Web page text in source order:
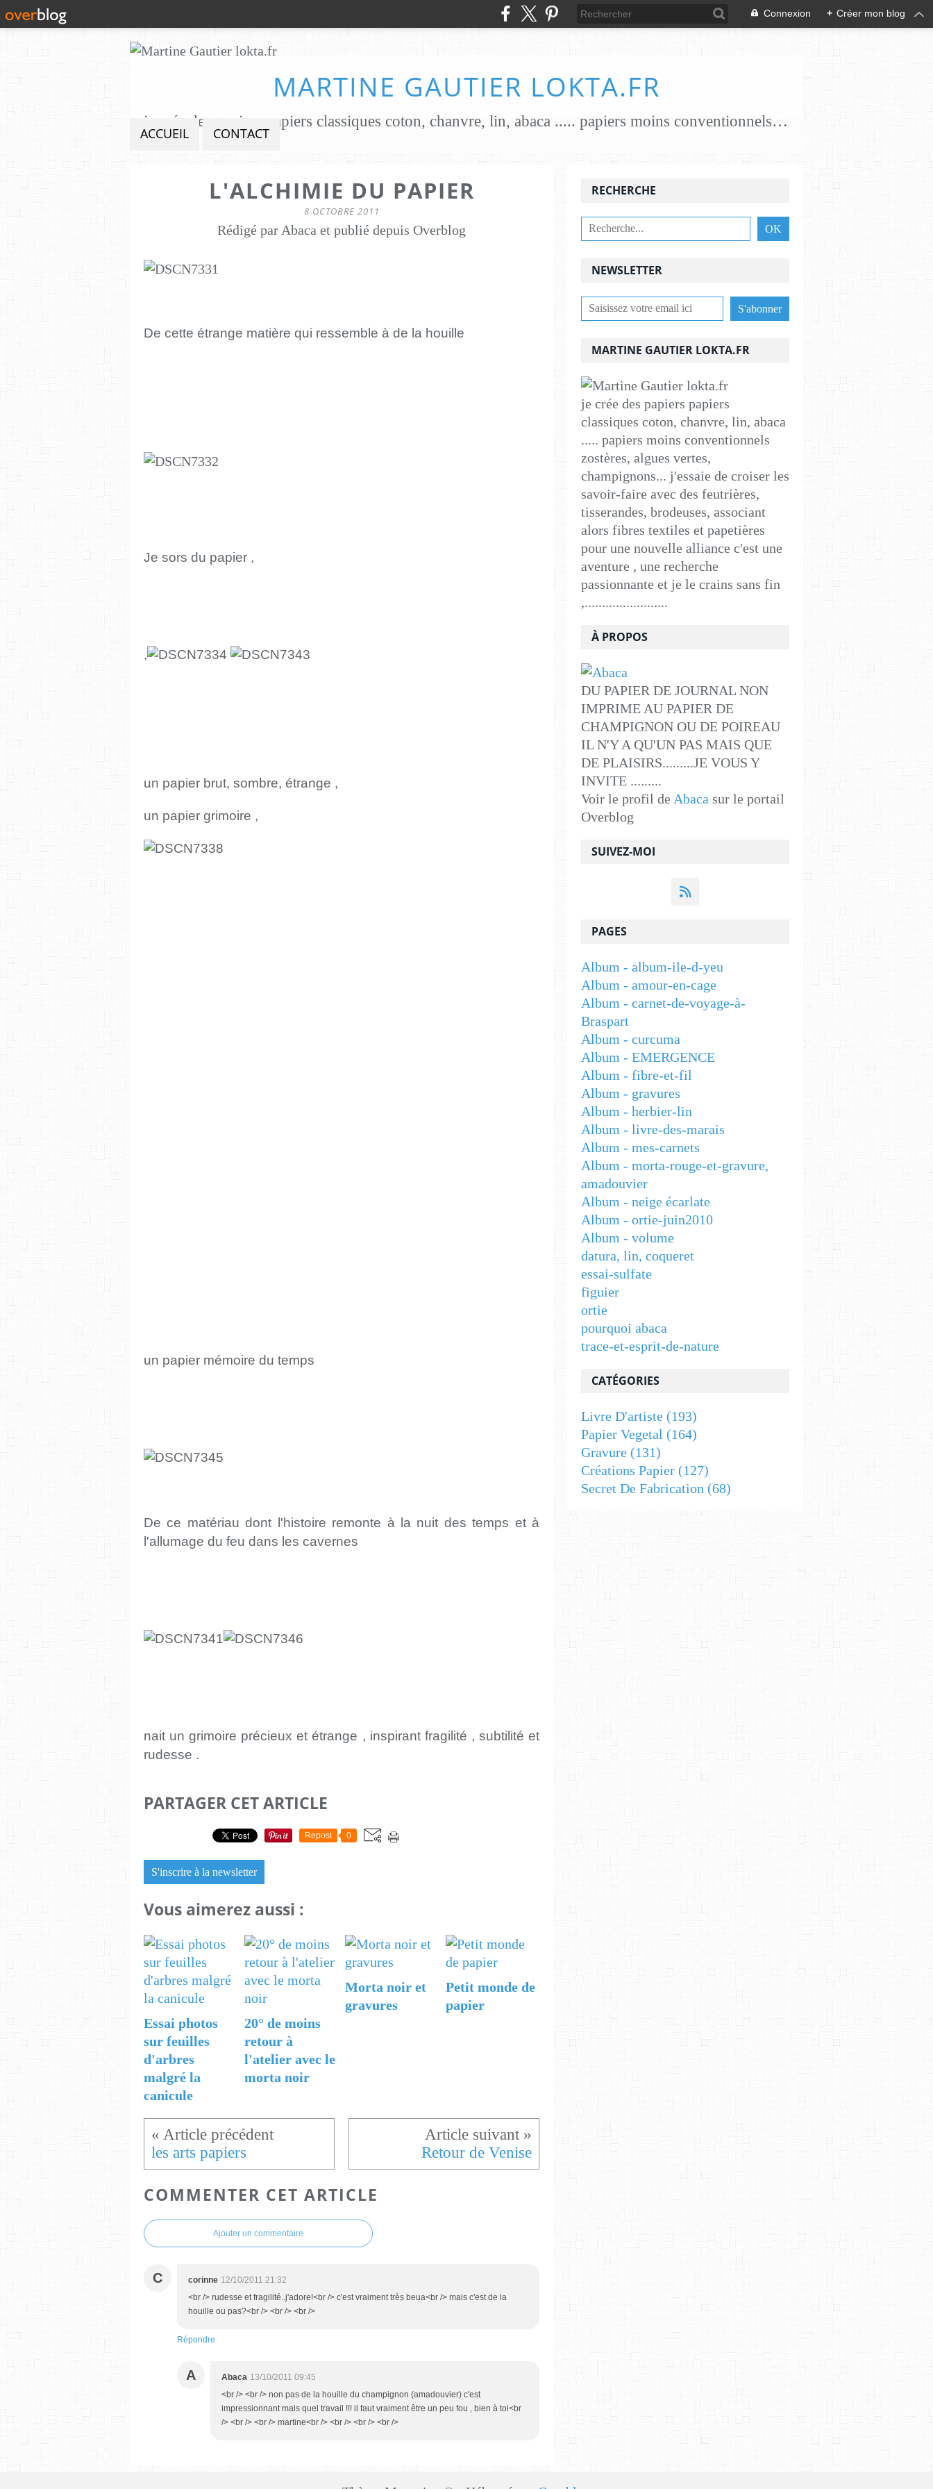
Connexion + Créer mon blog
MARTINE GAUTIER LOKTA.FR
je crée des papiers papiers classiques coton, chanvre, lin, abaca ..... papiers moins conventionnels zostères, algues vertes, champignons... j'essaie de croiser les savoir-faire avec des feutrières, tisserandes, brodeuses, associant alors fibres textiles et papetières pour une nouvelle alliance c'est une aventure , une recherche passionnante et je le crains sans fin ,........................
ACCUEIL CONTACT
L'ALCHIMIE DU PAPIER
8 OCTOBRE 2011
Rédigé par Abaca et publié depuis Overblog
De cette étrange matière qui ressemble à de la houille
Je sors du papier ,
,
un papier brut, sombre, étrange ,
un papier grimoire ,
un papier mémoire du temps
De ce matériau dont l'histoire remonte à la nuit des temps et à
l'allumage du feu dans les cavernes
nait un grimoire précieux et étrange , inspirant fragilité , subtilité et
rudesse .
PARTAGER CET ARTICLE
Repost 0
S'inscrire à la newsletter
Vous aimerez aussi :
Essai photos
sur feuilles
d'arbres
malgré la
canicule
20° de moins
retour à
l'atelier avec le
morta noir
Morta noir et
gravures
Petit monde de
papier
les arts papiers Retour de Venise
COMMENTER CET ARTICLE
Ajouter un commentaire
C corinne 12/10/2011 21:32
<br /> rudesse et fragilité..j'adore!<br /> c'est vraiment très beua<br /> mais c'est de la
houille ou pas?<br /> <br /> <br />
Répondre
A Abaca 13/10/2011 09:45
<br /> <br /> non pas de la houille du champignon (amadouvier) c'est
impressionnant mais quel travail !!! il faut vraiment être un peu fou , bien à toi<br
/> <br /> <br /> martine<br /> <br /> <br /> <br />
NEWSLETTER
SUIVEZ-MOI
RECHERCHE
MARTINE GAUTIER LOKTA.FR
je crée des papiers papiers
classiques coton, chanvre, lin, abaca
..... papiers moins conventionnels
zostères, algues vertes,
champignons... j'essaie de croiser les
savoir-faire avec des feutrières,
tisserandes, brodeuses, associant
alors fibres textiles et papetières
pour une nouvelle alliance c'est une
aventure , une recherche
passionnante et je le crains sans fin
,........................
À PROPOS
DU PAPIER DE JOURNAL NON
IMPRIME AU PAPIER DE
CHAMPIGNON OU DE POIREAU
IL N'Y A QU'UN PAS MAIS QUE
DE PLAISIRS.........JE VOUS Y
INVITE .........
Voir le profil de Abaca sur le portail
Overblog
PAGES
Album - album-ile-d-yeu
Album - amour-en-cage
Album - carnet-de-voyage-à-
Braspart
Album - curcuma
Album - EMERGENCE
Album - fibre-et-fil
Album - gravures
Album - herbier-lin
Album - livre-des-marais
Album - mes-carnets
Album - morta-rouge-et-gravure,
amadouvier
Album - neige écarlate
Album - ortie-juin2010
Album - volume
datura, lin, coqueret
essai-sulfate
figuier
ortie
pourquoi abaca
trace-et-esprit-de-nature
CATÉGORIES
Livre D'artiste (193)
Papier Vegetal (164)
Gravure (131)
Créations Papier (127)
Secret De Fabrication (68)